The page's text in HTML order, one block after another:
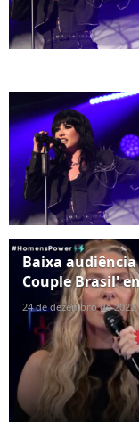
Baixa
Couple Brasil'
24 de dezembro de 2022